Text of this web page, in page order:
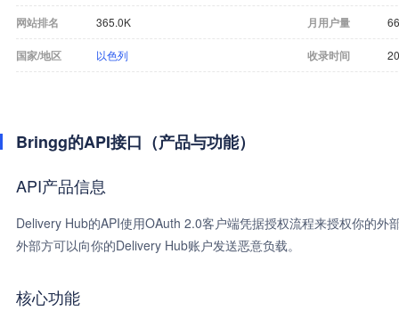
网站排名 365.0K 月用户量
国家/地区 以色列 收录时间
Bringg的API接口（产品与功能）
API产品信息
Delivery Hub的API使用OAuth 2.0客户端凭据授权流程来授权你的
外部方可以向你的Delivery Hub账户发送恶意负载。
核心功能